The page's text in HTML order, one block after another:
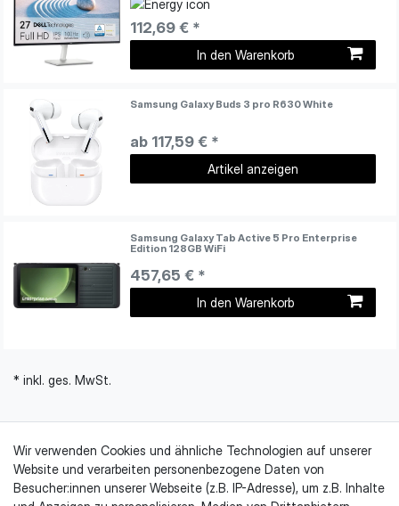
112,69 € *
In den Warenkorb
Samsung Galaxy Buds 3 pro R630 White
ab 117,59 € *
Artikel anzeigen
Samsung Galaxy Tab Active 5 Pro Enterprise
Edition 128GB WiFi
457,65 € *
In den Warenkorb
* inkl. ges. MwSt.
Wir verwenden Cookies und ähnliche Technologien auf unserer
Website und verarbeiten personenbezogene Daten von
Besucher:innen unserer Webseite (z.B. IP-Adresse), um z.B. Inhalte